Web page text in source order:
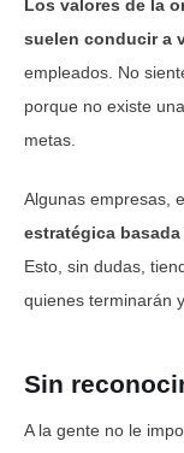
Los valores de la
suelen conducir a
empleados. No
porque no existe
metas.
Algunas empresas,
estratégica
Esto, sin dudas,
quienes terminarán
Sin
A la gente no le